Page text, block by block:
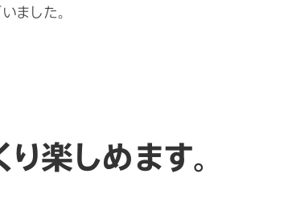
ました。
楽しめます。